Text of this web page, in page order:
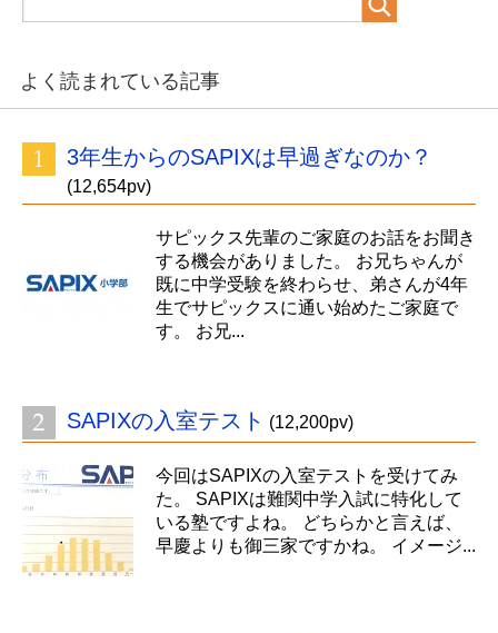
よく読まれている記事
3年生からのSAPIXは早過ぎなのか？
(12,654pv)
サピックス先輩のご家庭のお話をお聞き
する機会がありました。 お兄ちゃんが
既に中学受験を終わらせ、弟さんが4年
生でサピックスに通い始めたご家庭で
す。 お兄...
SAPIXの入室テスト (12,200pv)
今回はSAPIXの入室テストを受けてみ
た。 SAPIXは難関中学入試に特化して
いる塾ですよね。 どちらかと言えば、
早慶よりも御三家ですかね。 イメージ...